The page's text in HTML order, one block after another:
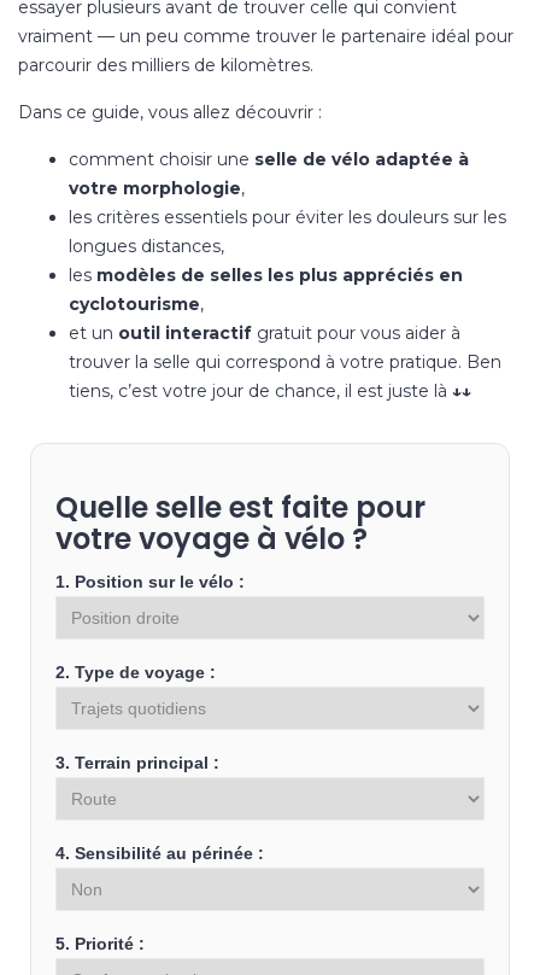
essayer plusieurs avant de trouver celle qui convient
vraiment — un peu comme trouver le partenaire idéal pour
parcourir des milliers de kilomètres.
Dans ce guide, vous allez découvrir :
comment choisir une selle de vélo adaptée à
votre morphologie,
les critères essentiels pour éviter les douleurs sur les
longues distances,
les modèles de selles les plus appréciés en
cyclotourisme,
et un outil interactif gratuit pour vous aider à
trouver la selle qui correspond à votre pratique. Ben
tiens, c’est votre jour de chance, il est juste là ↓↓
Quelle selle est faite pour
votre voyage à vélo ?
1. Position sur le vélo :
2. Type de voyage :
3. Terrain principal :
4. Sensibilité au périnée :
5. Priorité :